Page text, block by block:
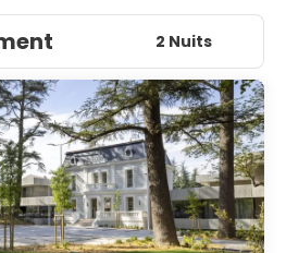
2 Nuits